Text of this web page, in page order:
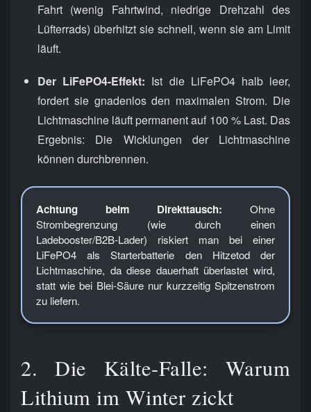
Fahrt (wenig Fahrtwind, niedrige Drehzahl des
Lüfterrads) überhitzt sie schnell, wenn sie am Limit
läuft.
Der LiFePO4-Effekt: Ist die LiFePO4 halb leer,
fordert sie gnadenlos den maximalen Strom. Die
Lichtmaschine läuft permanent auf 100 % Last. Das
Ergebnis: Die Wicklungen der Lichtmaschine
können durchbrennen.
Achtung beim Direkttausch: Ohne
Strombegrenzung (wie durch einen
Ladebooster/B2B-Lader) riskiert man bei einer
LiFePO4 als Starterbatterie den Hitzetod der
Lichtmaschine, da diese dauerhaft überlastet wird,
statt wie bei Blei-Säure nur kurzzeitig Spitzenstrom
zu liefern.
2. Die Kälte-Falle: Warum
Lithium im Winter zickt